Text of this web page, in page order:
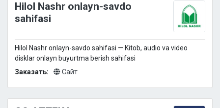
Hilol Nashr onlayn-savdo
sahifasi
Hilol Nashr onlayn-savdo sahifasi — Kitob, audio va video
disklar onlayn buyurtma berish sahifasi
Заказать:
Сайт